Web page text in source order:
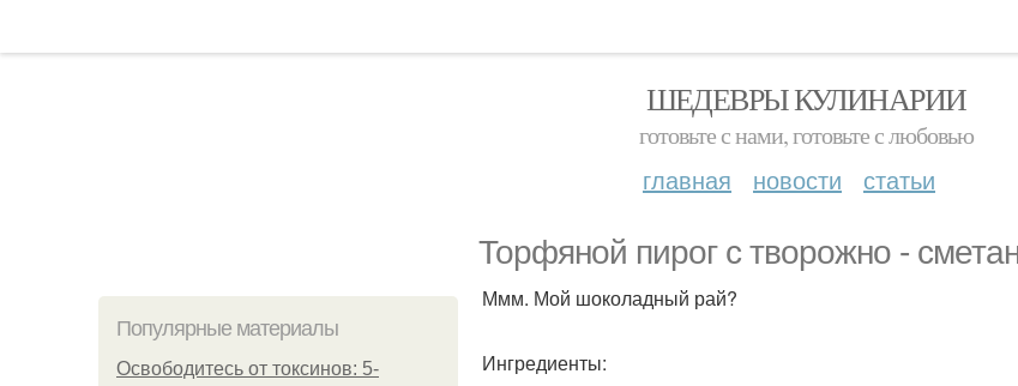
ШЕДЕВРЫ КУЛИНАРИИ
готовьте с нами, готовьте с любовью
главная новости статьи
Торфяной пирог с творожно -
Популярные материалы
Освободитесь от токсинов: 5-
Ммм. Мой шоколадный рай?
Ингредиенты: